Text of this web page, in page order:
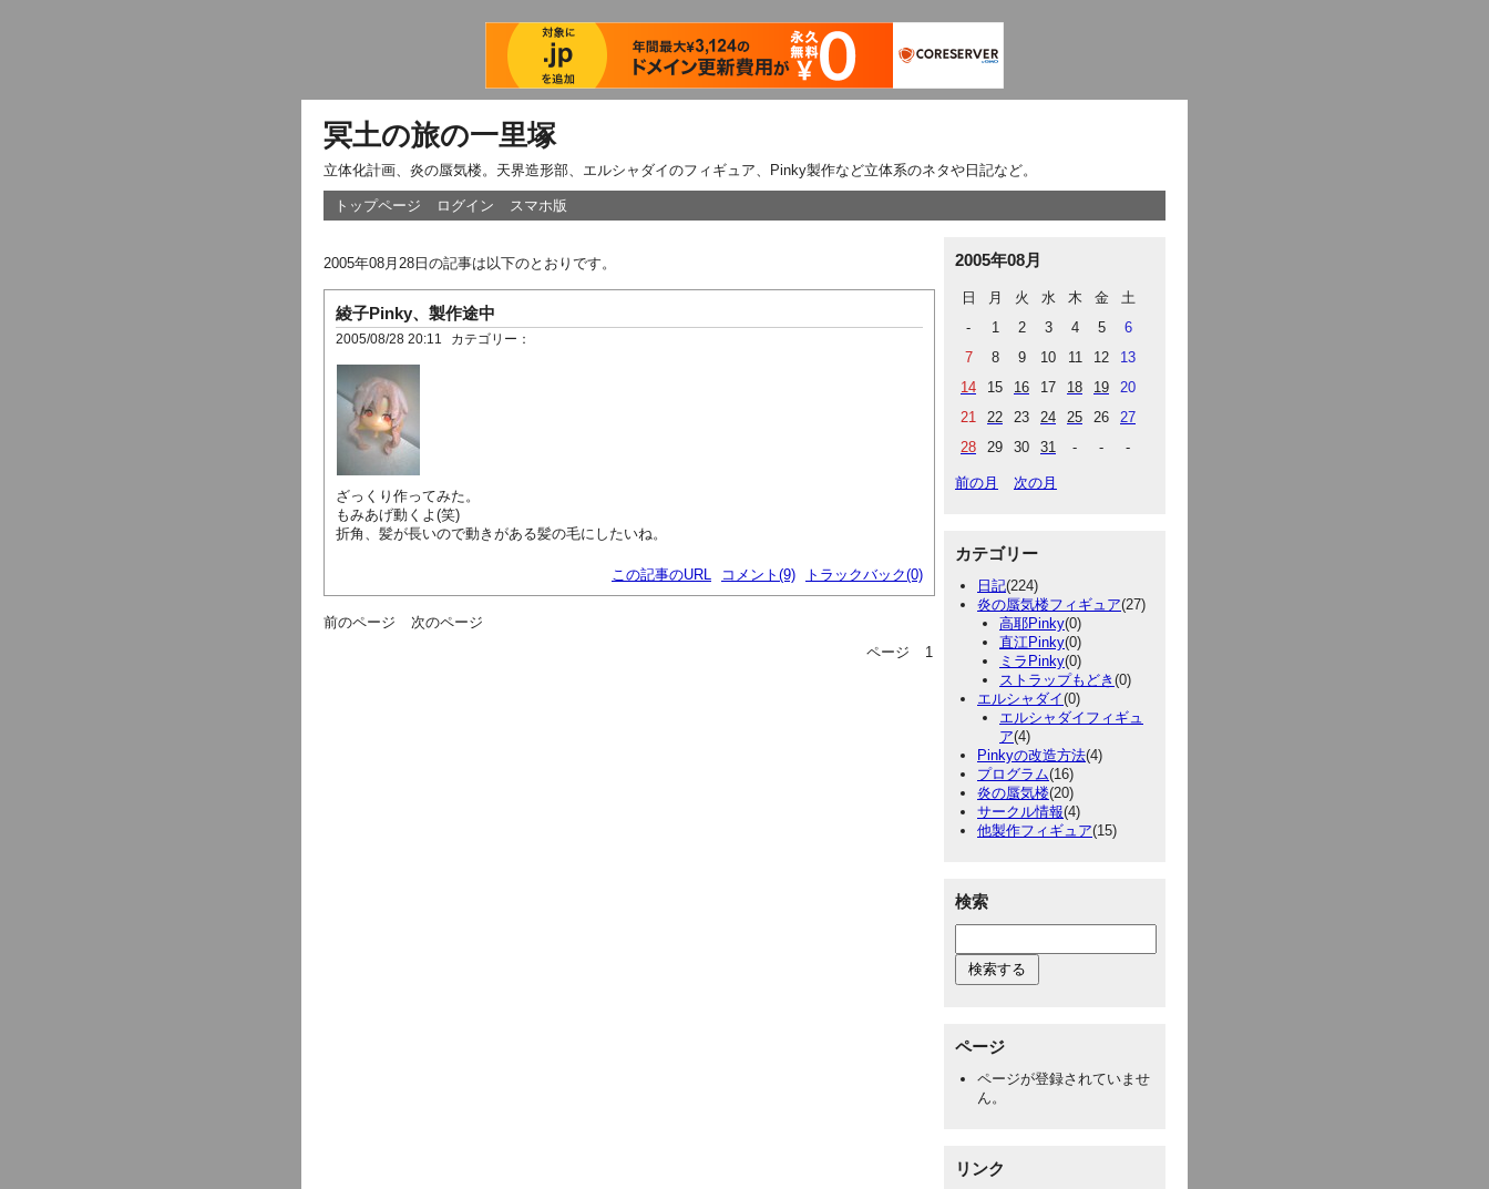
冥土の旅の一里塚
立体化計画、炎の蜃気楼。天界造形部、エルシャダイのフィギュア、Pinky製作など立体系のネタや日記など。
トップページ ログイン スマホ版
2005年08月28日の記事は以下のとおりです。
綾子Pinky、製作途中
2005/08/28 20:11 カテゴリー：
ざっくり作ってみた。
もみあげ動くよ(笑)
折角、髪が長いので動きがある髪の毛にしたいね。
この記事のURL コメント(9) トラックバック(0)
前のページ
次のページ
ページ
1
2005年08月
日 月 火 水 木 金
土
-
1 2 3 4 5
6
7
8 9 10 11 12
13
14
15 16 17 18 19
20
21
22 23 24 25 26
27
28
29 30 31 - - -
前の月 次の月
カテゴリー
日記(224)
炎の蜃気楼フィギュア(27)
高耶Pinky(0)
直江Pinky(0)
ミラPinky(0)
ストラップもどき (0)
エルシャダイ(0)
エルシャダイフィギュ
ア(4)
Pinkyの改造方法(4)
プログラム(16)
炎の蜃気楼(20)
サークル情報(4)
他製作フィギュア(15)
検索
ページ
ページが登録されていませ
ん。
リンク